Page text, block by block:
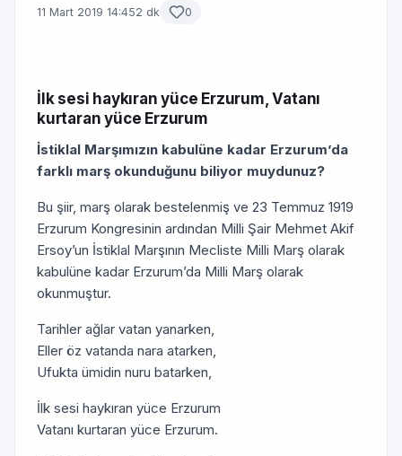
11 Mart 2019 14:452 dk 0
İlk sesi haykıran yüce Erzurum, Vatanı
kurtaran yüce Erzurum
İstiklal Marşımızın kabulüne kadar Erzurum’da
farklı marş okunduğunu biliyor muydunuz?
Bu şiir, marş olarak bestelenmiş ve 23 Temmuz 1919
Erzurum Kongresinin ardından Milli Şair Mehmet Akif
Ersoy’un İstiklal Marşının Mecliste Milli Marş olarak
kabulüne kadar Erzurum’da Milli Marş olarak
okunmuştur.
Tarihler ağlar vatan yanarken,
Eller öz vatanda nara atarken,
Ufukta ümidin nuru batarken,
İlk sesi haykıran yüce Erzurum
Vatanı kurtaran yüce Erzurum.